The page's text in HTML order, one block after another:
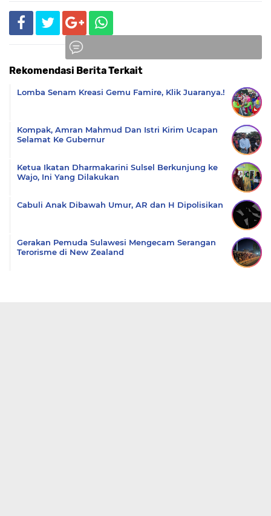
Rekomendasi Berita Terkait
Lomba Senam Kreasi Gemu Famire, Klik Juaranya.!
Kompak, Amran Mahmud Dan Istri Kirim Ucapan
Selamat Ke Gubernur
Ketua Ikatan Dharmakarini Sulsel Berkunjung ke
Wajo, Ini Yang Dilakukan
Cabuli Anak Dibawah Umur, AR dan H Dipolisikan
Gerakan Pemuda Sulawesi Mengecam Serangan
Terorisme di New Zealand